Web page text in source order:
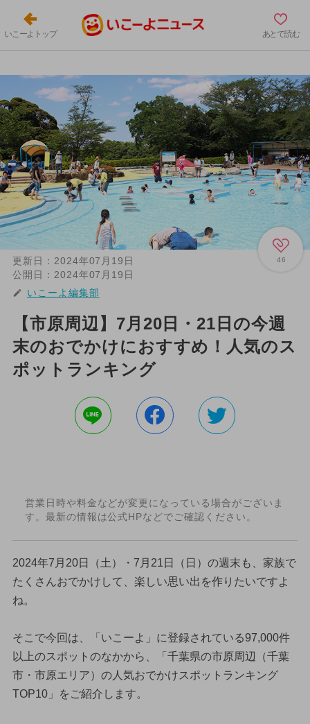
いこーよトップ あとで読む
46
更新日： 2024年07月19日
公開日： 2024年07月19日
いこーよ編集部
【市原周辺】7月20日・21日の今週
末のおでかけにおすすめ！人気のス
ポットランキング
営業日時や料金などが変更になっている場合がございま
す。最新の情報は公式HPなどでご確認ください。
2024年7月20日（土）・7月21日（日）の週末も、家族で
たくさんおでかけして、楽しい思い出を作りたいですよ
ね。
そこで今回は、「いこーよ」に登録されている97,000件
以上のスポットのなかから、「千葉県の市原周辺（千葉
市・市原エリア）の人気おでかけスポットランキング
TOP10」をご紹介します。